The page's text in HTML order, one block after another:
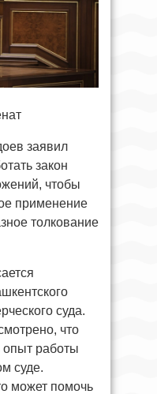
заявил
закон
чтобы
применение
толкование
суда.
что
опыт работы
суде.
может помочь